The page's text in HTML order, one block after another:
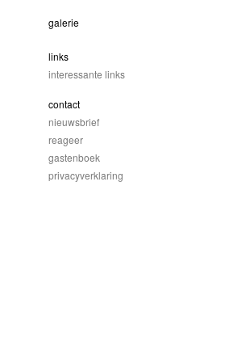
galerie
links
interessante links
contact
nieuwsbrief
reageer
gastenboek
privacyverklaring